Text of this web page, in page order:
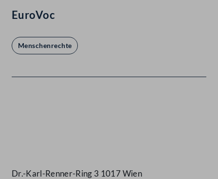
EuroVoc
Menschenrechte
Dr.-Karl-Renner-Ring 3 1017 Wien